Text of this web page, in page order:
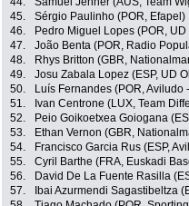
45.
Sérgio Paulinho (POR, Efapel)
46.
Pedro Miguel Lopes (POR,
47.
João Benta (POR, Radio
48.
Rhys Britton (GBR,
49.
Josu Zabala Lopez (ESP, UD
50.
Luís Fernandes (POR, Aviludo
51.
Ivan Centrone (LUX, Team
52.
Peio Goikoetxea Goiogana
53.
Ethan Vernon (GBR,
54.
Francisco Garcia Rus (ESP,
55.
Cyril Barthe (FRA, Euskadi
56.
David De La Fuente Rasilla
57.
Ibai Azurmendi Sagastibeltza